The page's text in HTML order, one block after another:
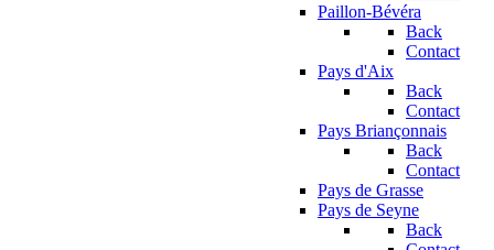
Paillon-Bévéra
Back
Contact
Pays d'Aix
Back
Contact
Pays Briançonnais
Back
Contact
Pays de Grasse
Pays de Seyne
Back